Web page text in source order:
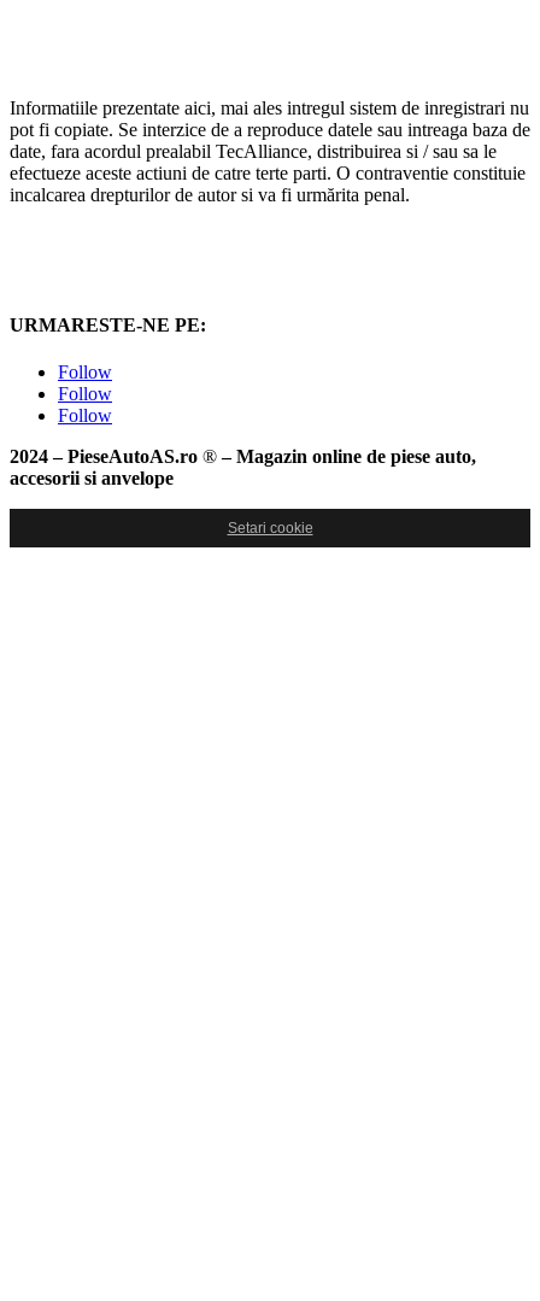
Informatiile prezentate aici, mai ales intregul sistem de inregistrari nu
pot fi copiate. Se interzice de a reproduce datele sau intreaga baza de
date, fara acordul prealabil TecAlliance, distribuirea si / sau sa le
efectueze aceste actiuni de catre terte parti. O contraventie constituie
incalcarea drepturilor de autor si va fi urmărita penal.
URMARESTE-NE PE:
Follow
Follow
Follow
2024 – PieseAutoAS.ro ®– Magazin online de piese auto,
accesorii si anvelope
Setari cookie